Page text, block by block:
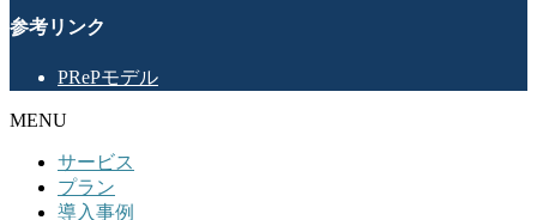
参考リンク
PRePモデル
MENU
サービス
プラン
導入事例